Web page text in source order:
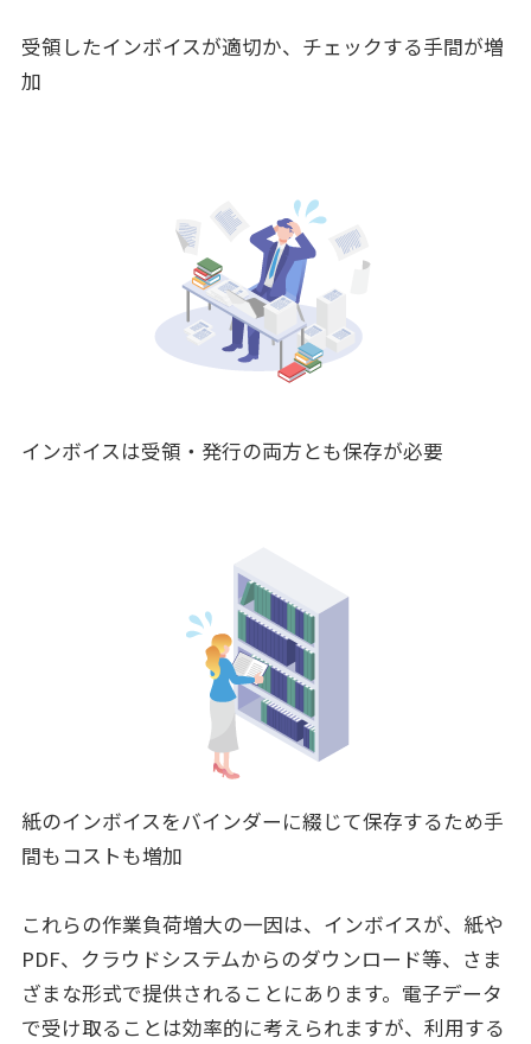
受領したインボイスが適切か、チェックする手間が増
加
インボイスは受領・発行の両方とも保存が必要
紙のインボイスをバインダーに綴じて保存するため手
間もコストも増加
これらの作業負荷増大の一因は、インボイスが、紙や
PDF、クラウドシステムからのダウンロード等、さま
ざまな形式で提供されることにあります。電子データ
で受け取ることは効率的に考えられますが、利用する